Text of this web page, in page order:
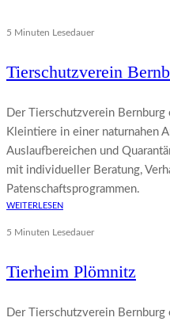
5 Minuten Lesedauer
Tierschutzverein
Der Tierschutzverein Bernburg
Kleintiere in einer naturnahen
Auslaufbereichen und
mit individueller Beratung,
Patenschaftsprogrammen.
WEITERLESEN
5 Minuten Lesedauer
Tierheim Plömnitz
Der Tierschutzverein